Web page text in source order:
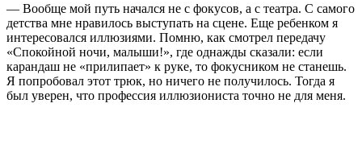
— Вообще мой путь начался не с фокусов, а с театра. С самого
детства мне нравилось выступать на сцене. Еще ребенком я
интересовался иллюзиями. Помню, как смотрел передачу
«Спокойной ночи, малыши!», где однажды сказали: если
карандаш не «прилипает» к руке, то фокусником не станешь.
Я попробовал этот трюк, но ничего не получилось. Тогда я
был уверен, что профессия иллюзиониста точно не для меня.